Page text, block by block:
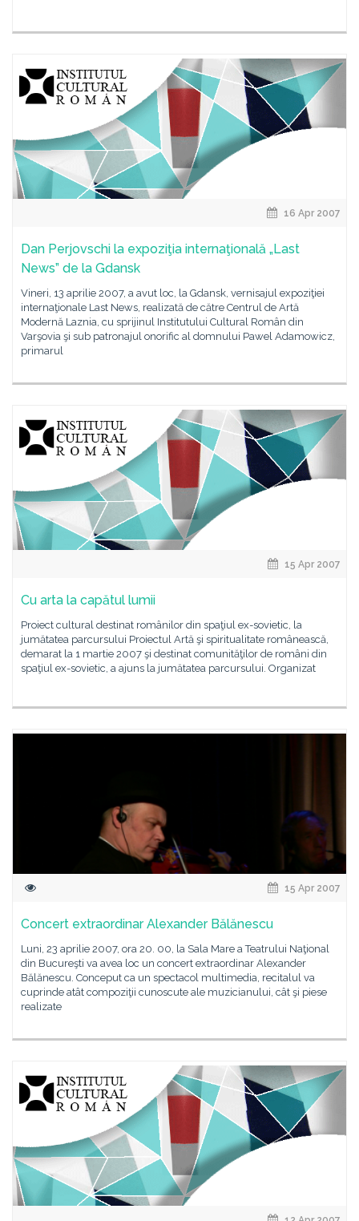
16 Apr 2007
Dan Perjovschi la expoziţia internaţională „Last
News” de la Gdansk
Vineri, 13 aprilie 2007, a avut loc, la Gdansk, vernisajul expoziţiei
internaţionale Last News, realizată de către Centrul de Artă
Modernă Laznia, cu sprijinul Institutului Cultural Român din
Varşovia şi sub patronajul onorific al domnului Pawel Adamowicz,
primarul
15 Apr 2007
Cu arta la capătul lumii
Proiect cultural destinat românilor din spaţiul ex-sovietic, la
jumătatea parcursului Proiectul Artă şi spiritualitate românească,
demarat la 1 martie 2007 şi destinat comunităţilor de români din
spaţiul ex-sovietic, a ajuns la jumătatea parcursului. Organizat
15 Apr 2007
Concert extraordinar Alexander Bălănescu
Luni, 23 aprilie 2007, ora 20. 00, la Sala Mare a Teatrului Naţional
din Bucureşti va avea loc un concert extraordinar Alexander
Bălănescu. Conceput ca un spectacol multimedia, recitalul va
cuprinde atât compoziţii cunoscute ale muzicianului, cât şi piese
realizate